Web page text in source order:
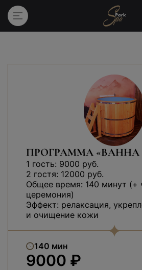
Главная Услуги массажа и спа
ПРОГРАММА
1 гость: 9000 руб.
2 гостя: 12000 руб.
Общее время: 140 минут (+
церемония)
Эффект: релаксация,
и очищение кожи
140 мин
9000 ₽